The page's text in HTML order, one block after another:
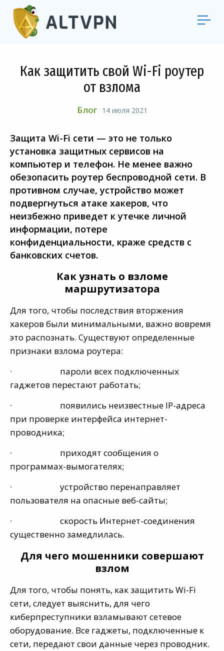
Как защитить свой Wi-Fi роутер
от взлома
Блог 14 июля 2021
Защита Wi-Fi сети — это не только
установка защитных сервисов на
компьютер и телефон. Не менее важно
обезопасить роутер беспроводной сети. В
противном случае, устройство может
подвергнуться атаке хакеров, что
неизбежно приведет к утечке личной
информации, потере
конфиденциальности, краже средств с
банковских счетов.
Как узнать о взломе
маршрутизатора
Для того, чтобы последствия вторжения
хакеров были минимальными, важно вовремя
это распознать. Существуют определенные
признаки взлома роутера:
· пароли всех подключенных
гаджетов перестают работать;
· появились неизвестные IP-адреса
при проверке интерфейса интернет-
проводника;
· приходят сообщения о
программах-вымогателях;
· устройство перенаправляет
пользователя на опасные веб-сайты;
· скорость Интернет-соединения
существенно замедлилась.
Для чего мошенники совершают
взлом
Для того, чтобы понять, как защитить Wi-Fi
сети, следует выяснить, для чего
киберпреступники взламывают сетевое
оборудование. Все гаджеты, подключенные к
сети, передают свои данные через проводник.